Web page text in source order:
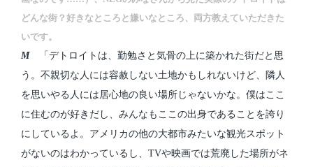
どんな街？好きなところと嫌いなところ、両方教えていただきた
いです。
M「デトロイトは、勤勉さと気骨の上に築かれた街だと思
う。不親切な人には容赦しない土地かもしれないけど、隣人
を思いやる人には居心地の良い場所じゃないかな。僕はここ
に住むのが好きだし、みんなもここの出身であることを誇り
にしているよ。アメリカの他の大都市みたいな観光スポット
がないのはわかっているし、TVや映画では荒廃した場所がネ